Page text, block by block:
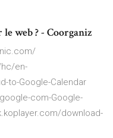
web ? - Coorganiz
en-
to-Google-Calendar
com-Google-
download-